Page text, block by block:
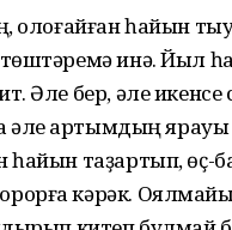
олоғайған һайын
инә. Йыл
Әле бер, әле икенсе
әле ҡартымдың ярауы
һайын таҙартып, өҫ-
кәрәк.